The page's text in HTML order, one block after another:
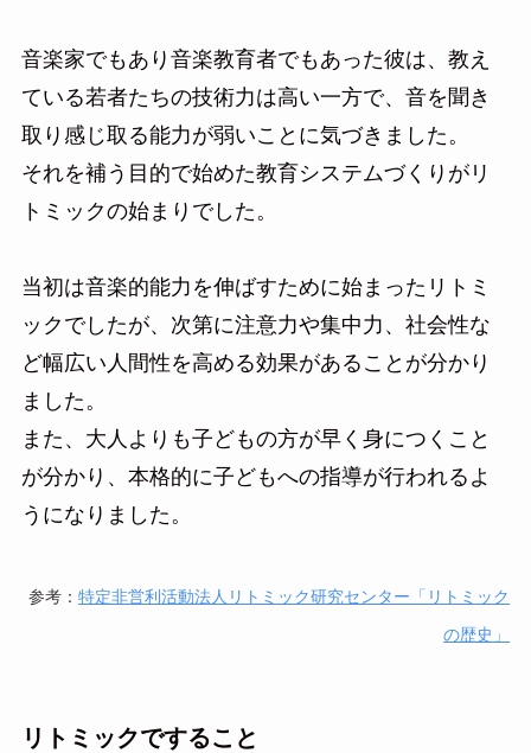
音楽家でもあり音楽教育者でもあった彼は、教え
ている若者たちの技術力は高い一方で、音を聞き
取り感じ取る能力が弱いことに気づきました。
それを補う目的で始めた教育システムづくりがリ
トミックの始まりでした。
当初は音楽的能力を伸ばすために始まったリトミ
ックでしたが、次第に注意力や集中力、社会性な
ど幅広い人間性を高める効果があることが分かり
ました。
また、大人よりも子どもの方が早く身につくこと
が分かり、本格的に子どもへの指導が行われるよ
うになりました。
参考：特定非営利活動法人リトミック研究センター「リトミック
の歴史」
リトミックですること